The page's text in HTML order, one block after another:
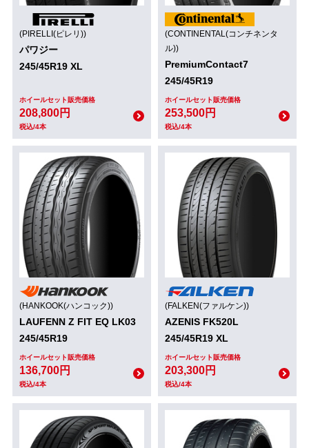
(PIRELLI(ピレリ))
パワジー
245/45R19 XL
ホイールセット販売価格
208,800円
税込/4本
(CONTINENTAL(コンチネンタ
ル))
PremiumContact7
245/45R19
ホイールセット販売価格
253,500円
税込/4本
(HANKOOK(ハンコック))
LAUFENN Z FIT EQ LK03
245/45R19
ホイールセット販売価格
136,700円
税込/4本
(FALKEN(ファルケン))
AZENIS FK520L
245/45R19 XL
ホイールセット販売価格
203,300円
税込/4本